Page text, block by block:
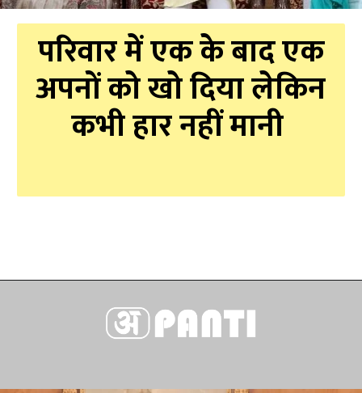
परिवार में एक के बाद एक
अपनों को खो दिया लेकिन
कभी हार नहीं मानी